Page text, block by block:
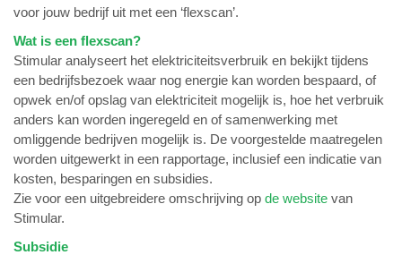
voor jouw bedrijf uit met een ‘flexscan’.
Wat is een flexscan?
Stimular analyseert het elektriciteitsverbruik en bekijkt tijdens
een bedrijfsbezoek waar nog energie kan worden bespaard, of
opwek en/of opslag van elektriciteit mogelijk is, hoe het verbruik
anders kan worden ingeregeld en of samenwerking met
omliggende bedrijven mogelijk is. De voorgestelde maatregelen
worden uitgewerkt in een rapportage, inclusief een indicatie van
kosten, besparingen en subsidies.
Zie voor een uitgebreidere omschrijving op de website van
Stimular.
Subsidie